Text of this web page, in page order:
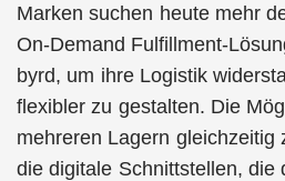
Marken suchen heute mehr
On-Demand Fulfillment-
byrd, um ihre Logistik
flexibler zu gestalten. Die
mehreren Lagern gleichzeitig
die digitale Schnittstellen, die